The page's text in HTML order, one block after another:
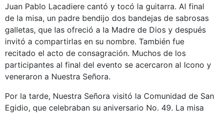
Juan Pablo Lacadiere cantó y tocó la guitarra. Al final
de la misa, un padre bendijo dos bandejas de sabrosas
galletas, que las ofreció a la Madre de Dios y después
invitó a compartirlas en su nombre. También fue
recitado el acto de consagración. Muchos de los
participantes al final del evento se acercaron al Icono y
veneraron a Nuestra Señora.
Por la tarde, Nuestra Señora visitó la Comunidad de San
Egidio, que celebraban su aniversario No. 49. La misa